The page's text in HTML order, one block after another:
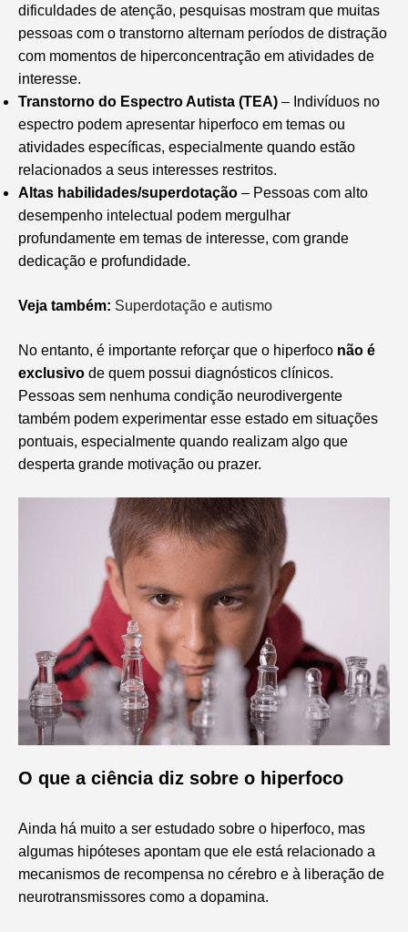
dificuldades de atenção, pesquisas mostram que muitas
pessoas com o transtorno alternam períodos de distração
com momentos de hiperconcentração em atividades de
interesse.
Transtorno do Espectro Autista (TEA) – Indivíduos no
espectro podem apresentar hiperfoco em temas ou
atividades específicas, especialmente quando estão
relacionados a seus interesses restritos.
Altas habilidades/superdotação – Pessoas com alto
desempenho intelectual podem mergulhar
profundamente em temas de interesse, com grande
dedicação e profundidade.
Veja também: Superdotação e autismo
No entanto, é importante reforçar que o hiperfoco não é
exclusivo de quem possui diagnósticos clínicos.
Pessoas sem nenhuma condição neurodivergente
também podem experimentar esse estado em situações
pontuais, especialmente quando realizam algo que
desperta grande motivação ou prazer.
O que a ciência diz sobre o hiperfoco
Ainda há muito a ser estudado sobre o hiperfoco, mas
algumas hipóteses apontam que ele está relacionado a
mecanismos de recompensa no cérebro e à liberação de
neurotransmissores como a dopamina.